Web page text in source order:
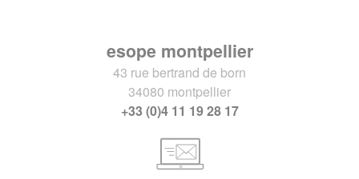
esope montpellier
43 rue bertrand de born
34080 montpellier
+33 (0)4 11 19 28 17